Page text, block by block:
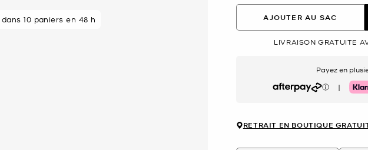
dans 10 paniers en 48 h AJOUTER AU SAC
LIVRAISON GRATUITE
Payez en
Afterpay |
RETRAIT EN BOUTIQUE